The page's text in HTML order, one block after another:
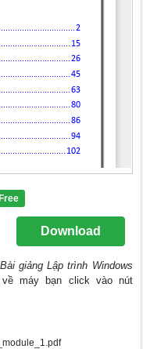
Free
Download
giảng Lập trình Windows
máy bạn click vào nút